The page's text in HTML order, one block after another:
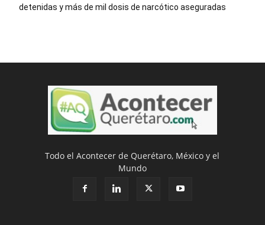
detenidas y más de mil dosis de narcótico aseguradas
Todo el Acontecer de Querétaro, México y el
Mundo